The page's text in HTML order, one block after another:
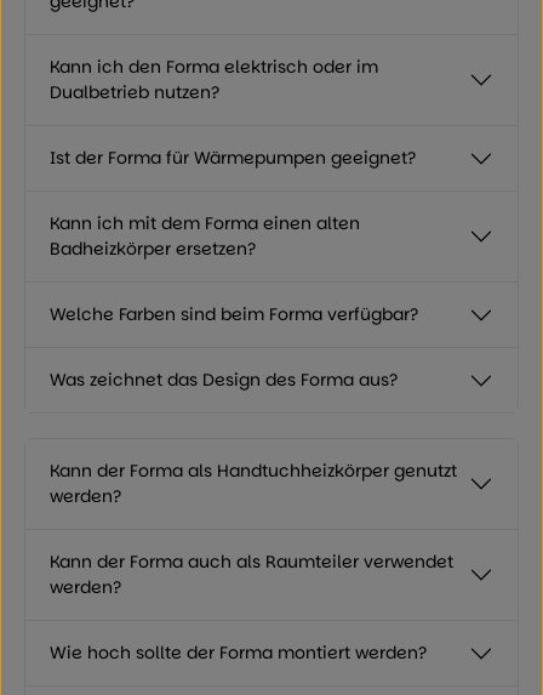
Kann ich den Forma elektrisch oder im
Dualbetrieb nutzen?
Ist der Forma für Wärmepumpen geeignet?
Kann ich mit dem Forma einen alten
Badheizkörper ersetzen?
Welche Farben sind beim Forma verfügbar?
Was zeichnet das Design des Forma aus?
Kann der Forma als Handtuchheizkörper genutzt
werden?
Kann der Forma auch als Raumteiler verwendet
werden?
Wie hoch sollte der Forma montiert werden?